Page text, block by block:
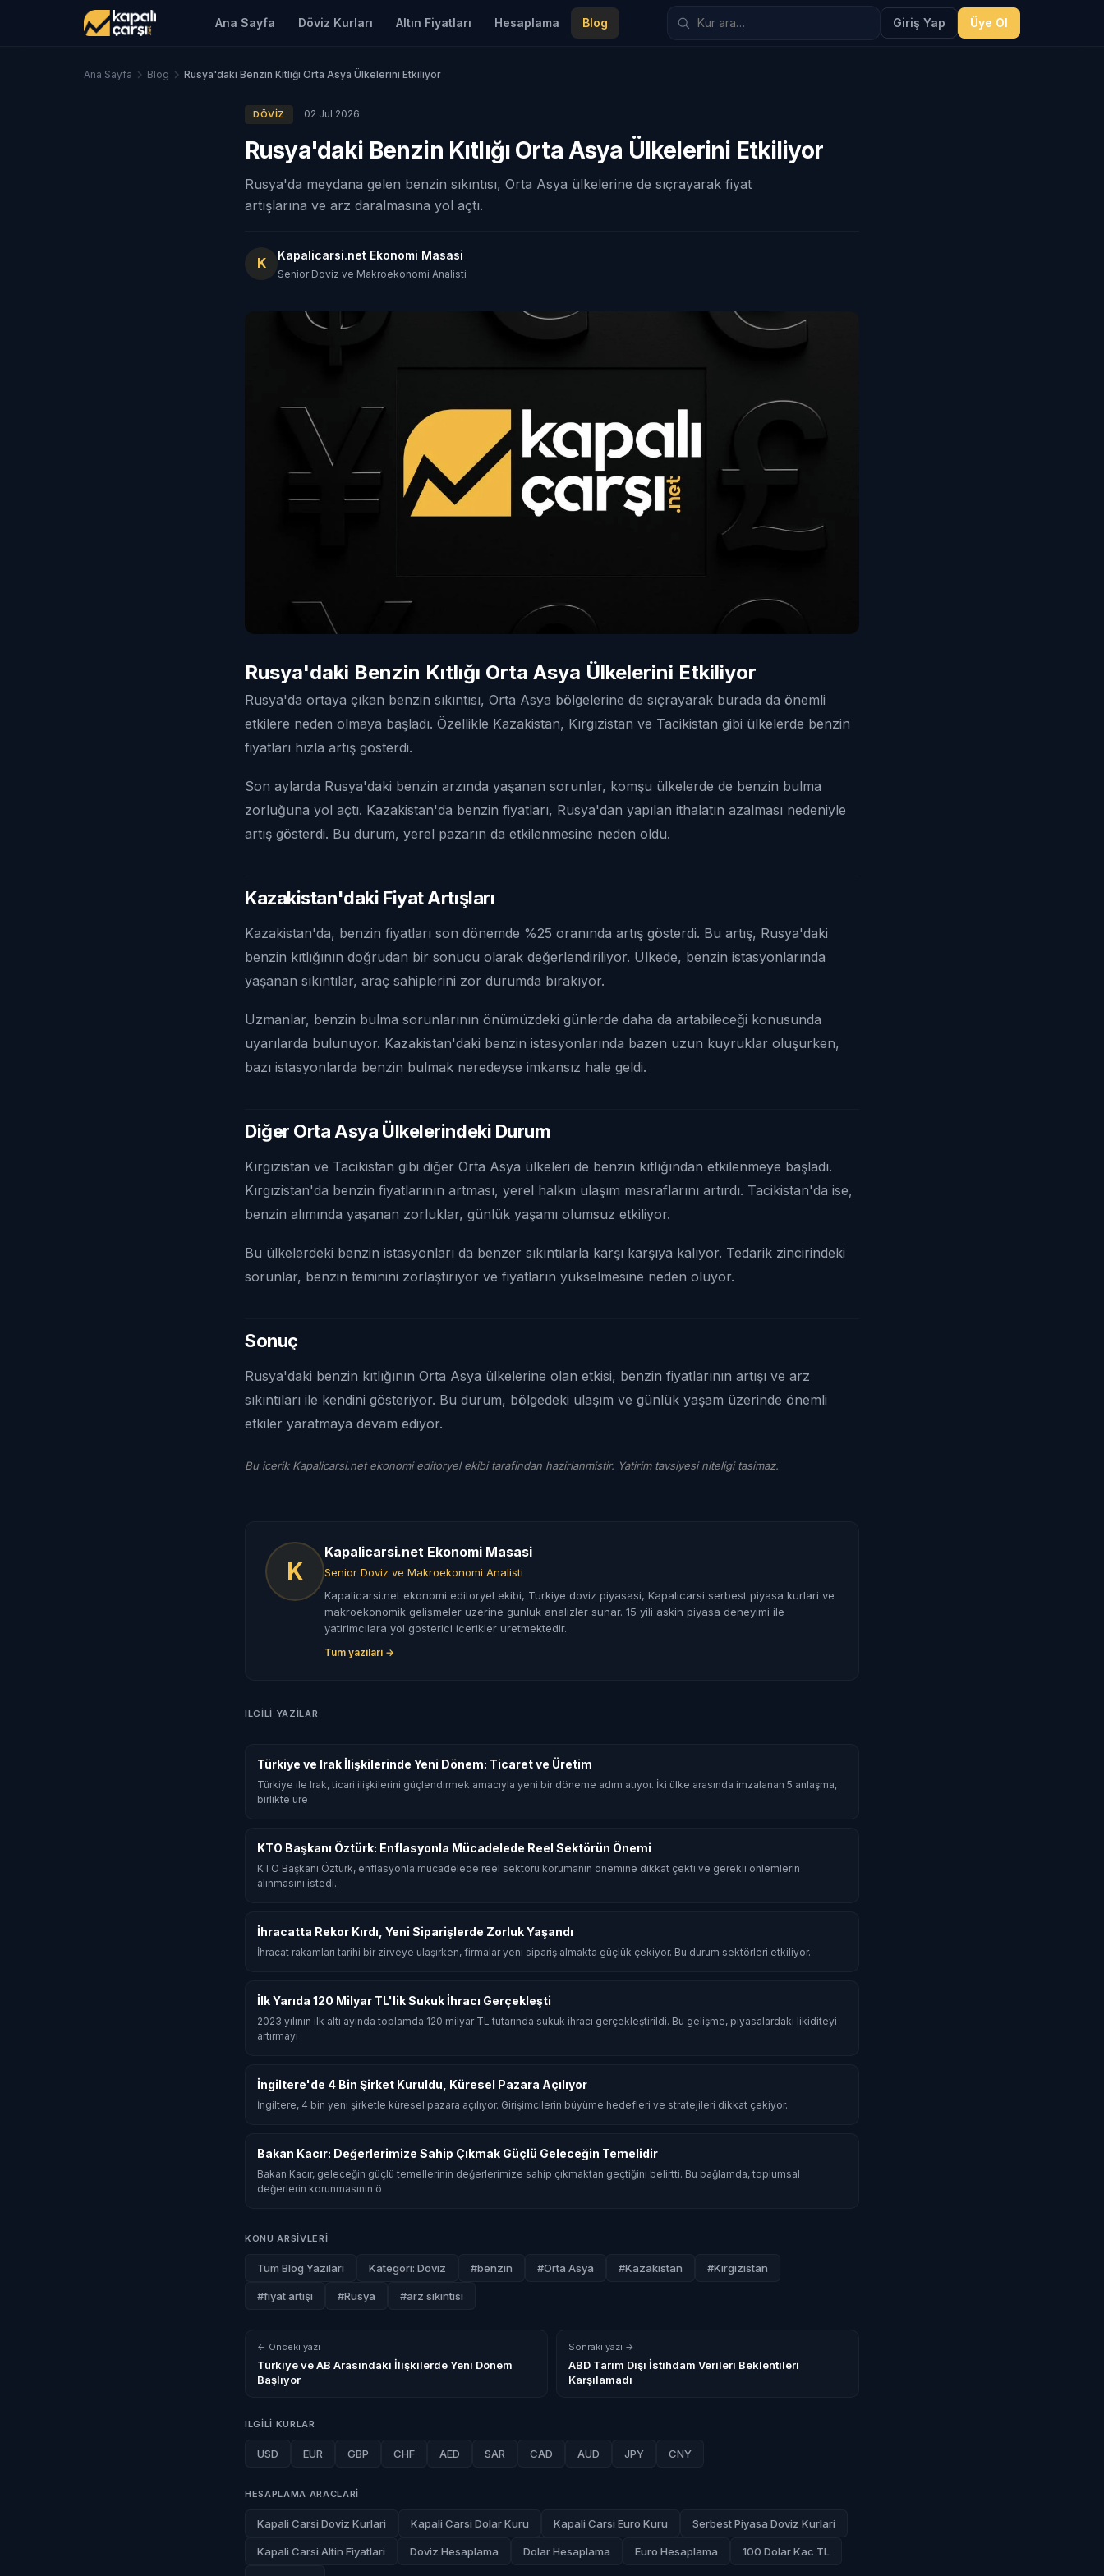
Ana Sayfa Döviz Kurları Altın Fiyatları Hesaplama Blog Giriş Yap Üye Ol
Ana Sayfa Blog Rusya'daki Benzin Kıtlığı Orta Asya Ülkelerini Etkiliyor
DÖVIZ 02 Jul 2026
Rusya'daki Benzin Kıtlığı Orta Asya Ülkelerini Etkiliyor
Rusya'da meydana gelen benzin sıkıntısı, Orta Asya ülkelerine de sıçrayarak fiyat
artışlarına ve arz daralmasına yol açtı.
K Kapalicarsi.net Ekonomi Masasi
Senior Doviz ve Makroekonomi Analisti
Rusya'daki Benzin Kıtlığı Orta Asya Ülkelerini Etkiliyor
Rusya'da ortaya çıkan benzin sıkıntısı, Orta Asya bölgelerine de sıçrayarak burada da önemli
etkilere neden olmaya başladı. Özellikle Kazakistan, Kırgızistan ve Tacikistan gibi ülkelerde benzin
fiyatları hızla artış gösterdi.
Son aylarda Rusya'daki benzin arzında yaşanan sorunlar, komşu ülkelerde de benzin bulma
zorluğuna yol açtı. Kazakistan'da benzin fiyatları, Rusya'dan yapılan ithalatın azalması nedeniyle
artış gösterdi. Bu durum, yerel pazarın da etkilenmesine neden oldu.
Kazakistan'daki Fiyat Artışları
Kazakistan'da, benzin fiyatları son dönemde %25 oranında artış gösterdi. Bu artış, Rusya'daki
benzin kıtlığının doğrudan bir sonucu olarak değerlendiriliyor. Ülkede, benzin istasyonlarında
yaşanan sıkıntılar, araç sahiplerini zor durumda bırakıyor.
Uzmanlar, benzin bulma sorunlarının önümüzdeki günlerde daha da artabileceği konusunda
uyarılarda bulunuyor. Kazakistan'daki benzin istasyonlarında bazen uzun kuyruklar oluşurken,
bazı istasyonlarda benzin bulmak neredeyse imkansız hale geldi.
Diğer Orta Asya Ülkelerindeki Durum
Kırgızistan ve Tacikistan gibi diğer Orta Asya ülkeleri de benzin kıtlığından etkilenmeye başladı.
Kırgızistan'da benzin fiyatlarının artması, yerel halkın ulaşım masraflarını artırdı. Tacikistan'da ise,
benzin alımında yaşanan zorluklar, günlük yaşamı olumsuz etkiliyor.
Bu ülkelerdeki benzin istasyonları da benzer sıkıntılarla karşı karşıya kalıyor. Tedarik zincirindeki
sorunlar, benzin teminini zorlaştırıyor ve fiyatların yükselmesine neden oluyor.
Sonuç
Rusya'daki benzin kıtlığının Orta Asya ülkelerine olan etkisi, benzin fiyatlarının artışı ve arz
sıkıntıları ile kendini gösteriyor. Bu durum, bölgedeki ulaşım ve günlük yaşam üzerinde önemli
etkiler yaratmaya devam ediyor.
Bu icerik Kapalicarsi.net ekonomi editoryel ekibi tarafindan hazirlanmistir. Yatirim tavsiyesi niteligi tasimaz.
K
Kapalicarsi.net Ekonomi Masasi
Senior Doviz ve Makroekonomi Analisti
Kapalicarsi.net ekonomi editoryel ekibi, Turkiye doviz piyasasi, Kapalicarsi serbest piyasa kurlari ve
makroekonomik gelismeler uzerine gunluk analizler sunar. 15 yili askin piyasa deneyimi ile
yatirimcilara yol gosterici icerikler uretmektedir.
Tum yazilari →
ILGILI YAZILAR
Türkiye ve Irak İlişkilerinde Yeni Dönem: Ticaret ve Üretim
Türkiye ile Irak, ticari ilişkilerini güçlendirmek amacıyla yeni bir döneme adım atıyor. İki ülke arasında imzalanan 5 anlaşma,
birlikte üre
KTO Başkanı Öztürk: Enflasyonla Mücadelede Reel Sektörün Önemi
KTO Başkanı Öztürk, enflasyonla mücadelede reel sektörü korumanın önemine dikkat çekti ve gerekli önlemlerin
alınmasını istedi.
İhracatta Rekor Kırdı, Yeni Siparişlerde Zorluk Yaşandı
İhracat rakamları tarihi bir zirveye ulaşırken, firmalar yeni sipariş almakta güçlük çekiyor. Bu durum sektörleri etkiliyor.
İlk Yarıda 120 Milyar TL'lik Sukuk İhracı Gerçekleşti
2023 yılının ilk altı ayında toplamda 120 milyar TL tutarında sukuk ihracı gerçekleştirildi. Bu gelişme, piyasalardaki likiditeyi
artırmayı
İngiltere'de 4 Bin Şirket Kuruldu, Küresel Pazara Açılıyor
İngiltere, 4 bin yeni şirketle küresel pazara açılıyor. Girişimcilerin büyüme hedefleri ve stratejileri dikkat çekiyor.
Bakan Kacır: Değerlerimize Sahip Çıkmak Güçlü Geleceğin Temelidir
Bakan Kacır, geleceğin güçlü temellerinin değerlerimize sahip çıkmaktan geçtiğini belirtti. Bu bağlamda, toplumsal
değerlerin korunmasının ö
KONU ARSIVLERI
Tum Blog Yazilari Kategori: Döviz #benzin #Orta Asya #Kazakistan #Kırgızistan
#fiyat artışı #Rusya #arz sıkıntısı
← Onceki yazi
Türkiye ve AB Arasındaki İlişkilerde Yeni Dönem
Başlıyor
Sonraki yazi →
ABD Tarım Dışı İstihdam Verileri Beklentileri
Karşılamadı
ILGILI KURLAR
USD EUR GBP CHF AED SAR CAD AUD JPY CNY
HESAPLAMA ARACLARI
Kapali Carsi Doviz Kurlari Kapali Carsi Dolar Kuru Kapali Carsi Euro Kuru Serbest Piyasa Doviz Kurlari
Kapali Carsi Altin Fiyatlari Doviz Hesaplama Dolar Hesaplama Euro Hesaplama 100 Dolar Kac TL